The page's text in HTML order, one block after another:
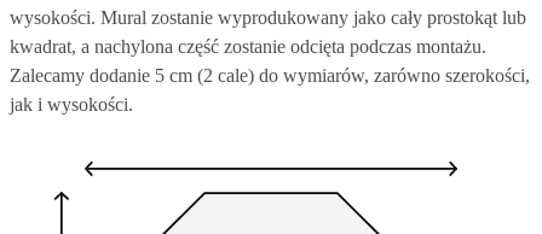
wysokości. Mural zostanie wyprodukowany jako cały prostokąt lub
kwadrat, a nachylona część zostanie odcięta podczas montażu.
Zalecamy dodanie 5 cm (2 cale) do wymiarów, zarówno szerokości,
jak i wysokości.